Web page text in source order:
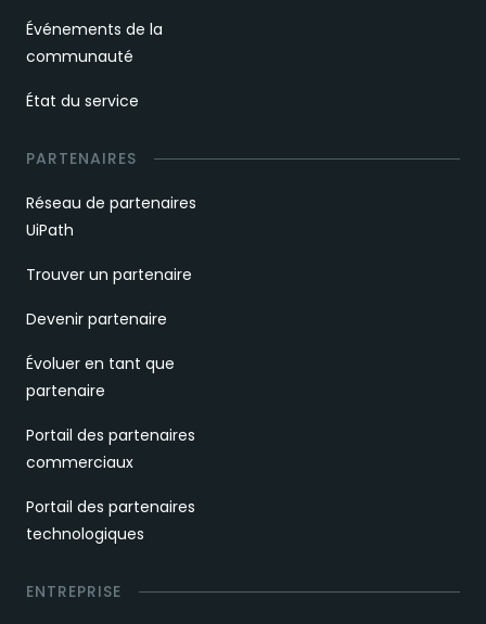
Événements de la
communauté
État du service
PARTENAIRES
Réseau de partenaires
UiPath
Trouver un partenaire
Devenir partenaire
Évoluer en tant que
partenaire
Portail des partenaires
commerciaux
Portail des partenaires
technologiques
ENTREPRISE